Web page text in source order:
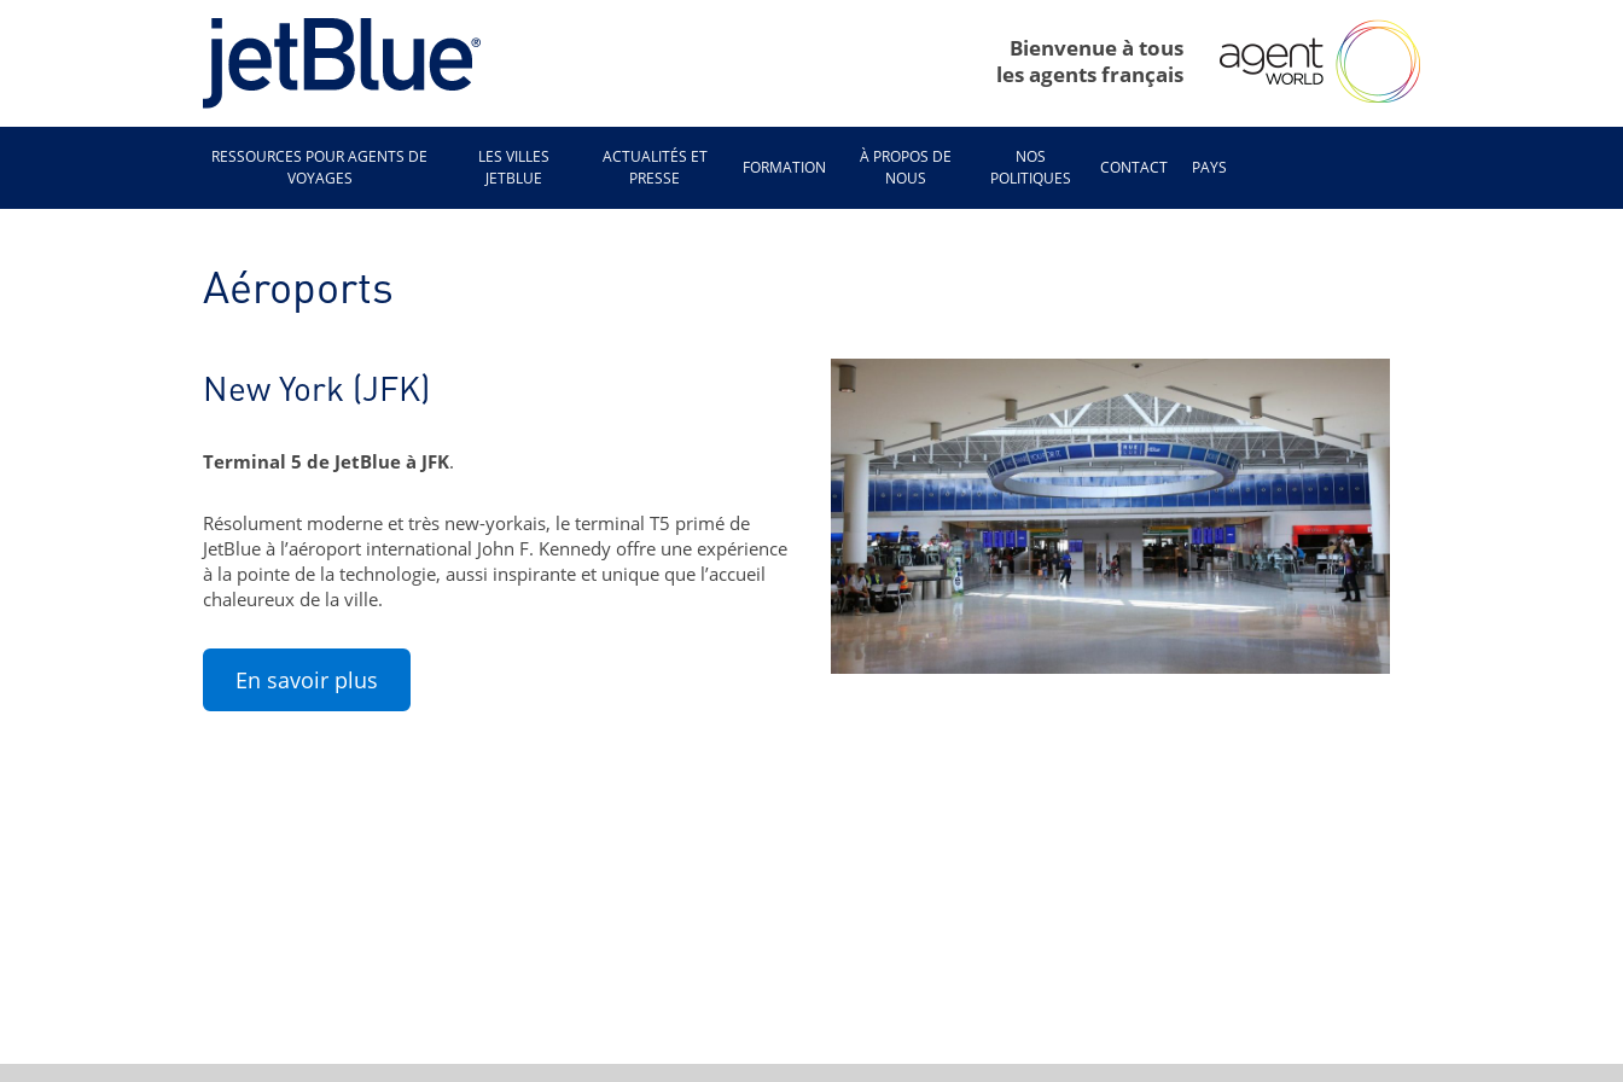
Bienvenue à tous
les agents français
RESSOURCES POUR AGENTS DE
VOYAGES
LES VILLES
JETBLUE
ACTUALITÉS ET
PRESSE
FORMATION
À PROPOS DE
NOUS
NOS
POLITIQUES
CONTACT PAYS
Aéroports
New York (JFK)
Terminal 5 de JetBlue à JFK.
Résolument moderne et très new-yorkais, le terminal T5 primé de
JetBlue à l’aéroport international John F. Kennedy offre une expérience
à la pointe de la technologie, aussi inspirante et unique que l’accueil
chaleureux de la ville.
En savoir plus